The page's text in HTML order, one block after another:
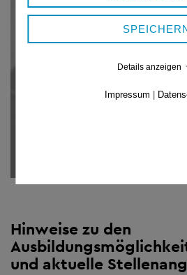
Hinweise zu den
und aktuelle
Details anzeigen
Impressum |